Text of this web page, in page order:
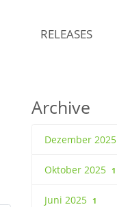
RELEASES
Archive
Dezember 2025
Oktober 2025 1
Juni 2025 1